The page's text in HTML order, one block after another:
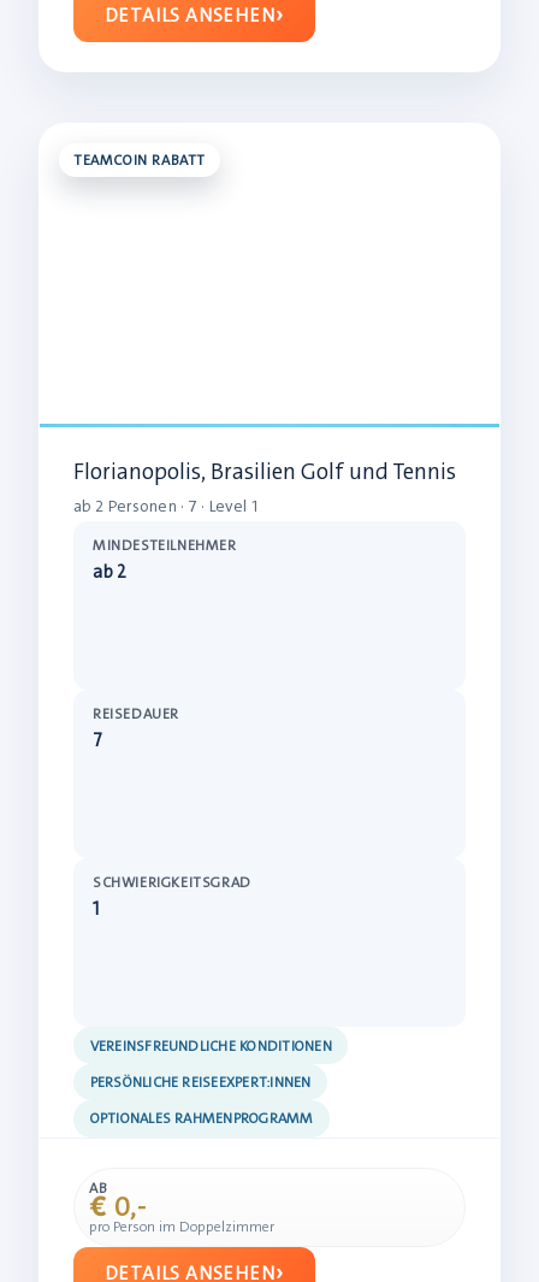
DETAILS ANSEHEN
TEAMCOIN RABATT
Florianopolis, Brasilien Golf und Tennis
ab 2 Personen · 7 · Level 1
MINDESTEILNEHMER
ab 2
REISEDAUER
7
SCHWIERIGKEITSGRAD
1
VEREINSFREUNDLICHE KONDITIONEN
PERSÖNLICHE REISEEXPERT:INNEN
OPTIONALES RAHMENPROGRAMM
AB
€ 0,-
pro Person im Doppelzimmer
DETAILS ANSEHEN